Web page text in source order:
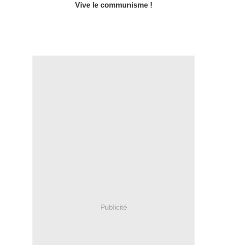
Vive le communisme !
Publicité